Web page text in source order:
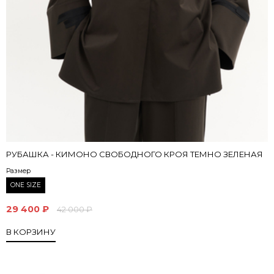
РУБАШКА - КИМОНО СВОБОДНОГО КРОЯ ТЕМНО ЗЕЛЕНАЯ
Размер
ONE SIZE
29 400 ₽ 42 000 ₽
В КОРЗИНУ